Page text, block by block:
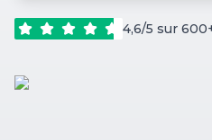
4,6/5 sur